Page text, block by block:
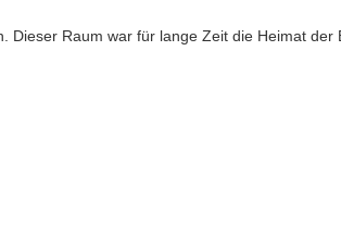
Raum war für lange Zeit die Heimat der